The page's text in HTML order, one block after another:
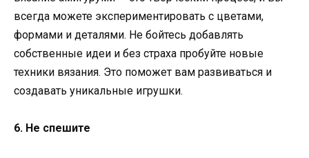
всегда можете экспериментировать с цветами,
формами и деталями. Не бойтесь добавлять
собственные идеи и без страха пробуйте новые
техники вязания. Это поможет вам развиваться и
создавать уникальные игрушки.
6. Не спешите